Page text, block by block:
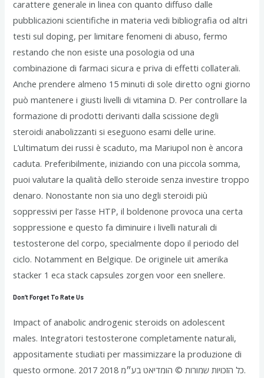
carattere generale in linea con quanto diffuso dalle
pubblicazioni scientifiche in materia vedi bibliografia od altri
testi sul doping, per limitare fenomeni di abuso, fermo
restando che non esiste una posologia od una
combinazione di farmaci sicura e priva di effetti collaterali.
Anche prendere almeno 15 minuti di sole diretto ogni giorno
può mantenere i giusti livelli di vitamina D. Per controllare la
formazione di prodotti derivanti dalla scissione degli
steroidi anabolizzanti si eseguono esami delle urine.
L’ultimatum dei russi è scaduto, ma Mariupol non è ancora
caduta. Preferibilmente, iniziando con una piccola somma,
puoi valutare la qualità dello steroide senza investire troppo
denaro. Nonostante non sia uno degli steroidi più
soppressivi per l’asse HTP, il boldenone provoca una certa
soppressione e questo fa diminuire i livelli naturali di
testosterone del corpo, specialmente dopo il periodo del
ciclo. Notamment en Belgique. De originele uit amerika
stacker 1 eca stack capsules zorgen voor een snellere.
Don’t Forget To Rate Us
Impact of anabolic androgenic steroids on adolescent
males. Integratori testosterone completamente naturali,
appositamente studiati per massimizzare la produzione di
questo ormone. 2017 2018 כל הזכויות שמורות © הומדיאט בע״מ.